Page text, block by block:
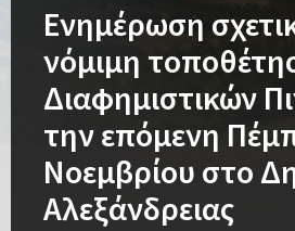
Ενημέρωση
νόμιμη
Διαφημιστικών
την επόμενη
Νοεμβρίου στο
Αλεξάνδρειας